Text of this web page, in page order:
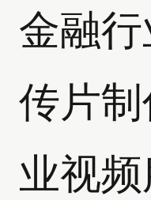
金融
传片
业视